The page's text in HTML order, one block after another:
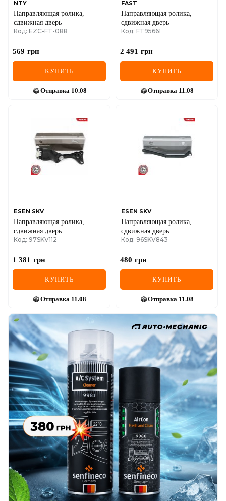
NTY
Направляющая ролика,
сдвижная дверь
Код: EZC-FT-088
569 грн
КУПИТЬ
Отправка 10.08
FAST
Направляющая ролика,
сдвижная дверь
Код: FT95661
2 491 грн
КУПИТЬ
Отправка 11.08
ESEN SKV
Направляющая ролика,
сдвижная дверь
Код: 97SKV112
1 381 грн
КУПИТЬ
Отправка 11.08
ESEN SKV
Направляющая ролика,
сдвижная дверь
Код: 96SKV843
480 грн
КУПИТЬ
Отправка 11.08